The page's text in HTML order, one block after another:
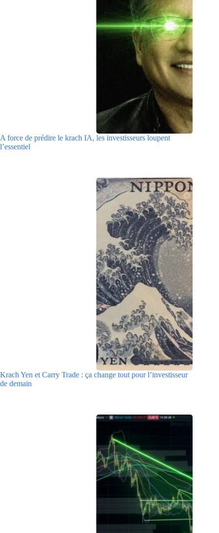
A force de prédire le krach IA, les investisseurs loupent
l’essentiel
Krach Yen et Carry Trade : ça change tout pour l’investisseur
de demain